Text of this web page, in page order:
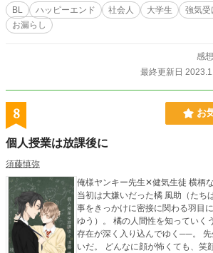
BL ハッピーエンド 社会人 大学生 強気受
お漏らし
感
最終更新日
8 お
個人授業は放課後に
須藤慎弥
俺様ヤンキー先生✕健気生徒 横柄な態度と強い口調に、 入学
当初は大嫌いだった橘 風助（たちばな ふうすけ）と とある
事をきっかけに密接に関わる羽目
ゆう）。 橘の人間性を知っていくうちに、 由宇の心には橘の
存在が深く入り込んでゆく──。 先生は正義のヒーローみた
いだ。 どんなに顔が怖くても、笑